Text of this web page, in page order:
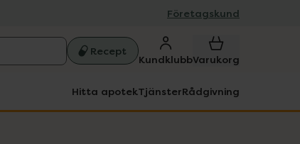
Företagskund
Recept
KundklubbVarukorg
Hitta apotekTjänsterRådgivning